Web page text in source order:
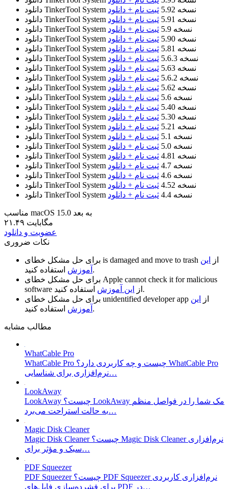
دانلود TinkerTool System
نسخه 5.92
ثبت نام + دانلود
دانلود TinkerTool System
نسخه 5.91
ثبت نام + دانلود
دانلود TinkerTool System
نسخه 5.9
ثبت نام + دانلود
دانلود TinkerTool System
نسخه 5.90
ثبت نام + دانلود
دانلود TinkerTool System
نسخه 5.81
ثبت نام + دانلود
دانلود TinkerTool System
نسخه 5.6.3
ثبت نام + دانلود
دانلود TinkerTool System
نسخه 5.63
ثبت نام + دانلود
دانلود TinkerTool System
نسخه 5.6.2
ثبت نام + دانلود
دانلود TinkerTool System
نسخه 5.62
ثبت نام + دانلود
دانلود TinkerTool System
نسخه 5.6
ثبت نام + دانلود
دانلود TinkerTool System
نسخه 5.40
ثبت نام + دانلود
دانلود TinkerTool System
نسخه 5.30
ثبت نام + دانلود
دانلود TinkerTool System
نسخه 5.21
ثبت نام + دانلود
دانلود TinkerTool System
نسخه 5.1
ثبت نام + دانلود
دانلود TinkerTool System
نسخه 5.0
ثبت نام + دانلود
دانلود TinkerTool System
نسخه 4.81
ثبت نام + دانلود
دانلود TinkerTool System
نسخه 4.7
ثبت نام + دانلود
دانلود TinkerTool System
نسخه 4.6
ثبت نام + دانلود
دانلود TinkerTool System
نسخه 4.52
ثبت نام + دانلود
دانلود TinkerTool System
نسخه 4.4 ثبت نام + دانلود
مناسب macOS 15.0 به بعد
۲۱.۴۹ مگابایت
عضویت و دانلود
نکات ضروری
is damaged and move to trash از
این
آموزش استفاده کنید.
Apple cannot check it for malicious
software
از این آموزش
استفاده کنید.
unidentified developer app از
این
آموزش استفاده کنید.
مطالب مشابه
WhatCable Pro
WhatCable Pro چیست و چه کاربردی دارد؟ WhatCable Pro
نرم‌افزاری برای شناسایی…
LookAway
LookAway چیست؟ LookAway مک شما را در فواصل منظم
به حالت استراحت می‌برد…
Magic Disk Cleaner
Magic Disk Cleaner چیست؟ Magic Disk Cleaner نرم‌افزاری
سبک و مؤثر برای…
PDF Squeezer
PDF Squeezer چیست؟ PDF Squeezer نرم‌افزاری کاربردی
برای فشرده‌سازی فایل‌های PDF در…